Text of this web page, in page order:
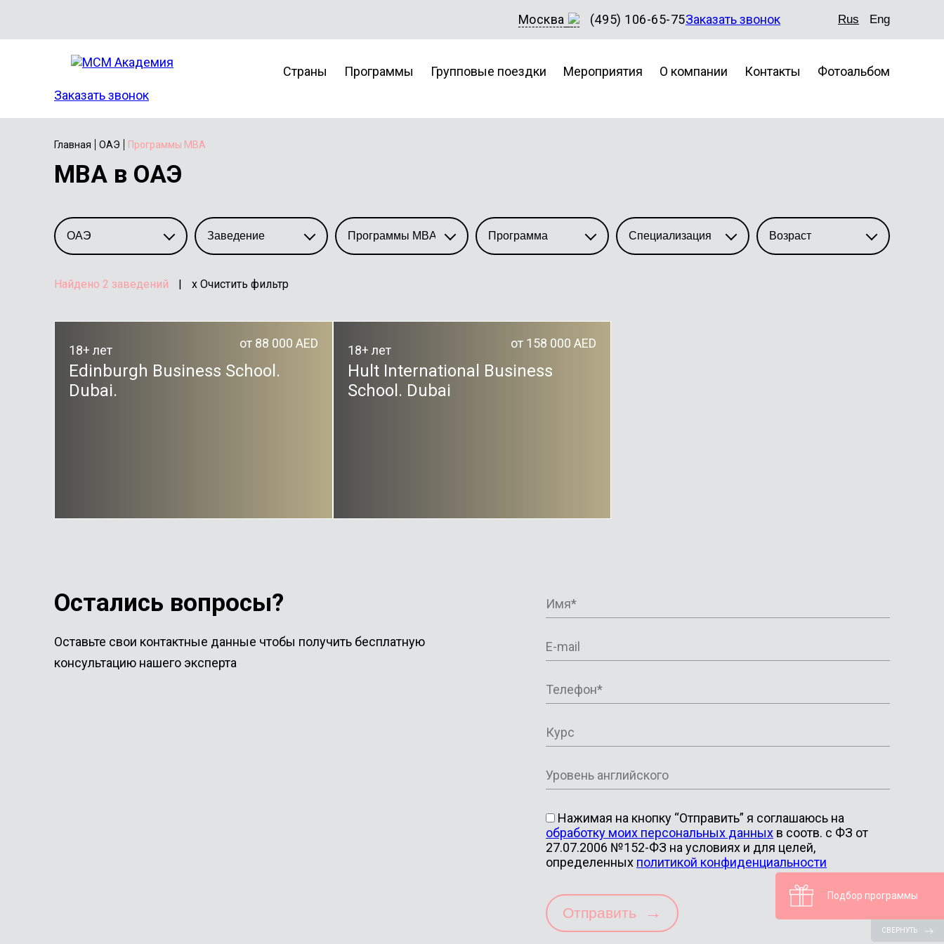
Москва (495) 106-65-75Заказать звонок Rus Eng
Страны Программы Групповые поездки Мероприятия О компании Контакты
Фотоальбом
Заказать звонок
Главная ОАЭ Программы MBA
MBA в ОАЭ
Найдено 2 заведений | x Очистить фильтр
18+ лет
Edinburgh Business School.
Dubai.
от 88 000 AED 18+ лет
Hult International Business
School. Dubai
от 158 000 AED
Остались вопросы?
Оставьте свои контактные данные чтобы получить бесплатную
консультацию нашего эксперта
Нажимая на кнопку “Отправить” я соглашаюсь на
обработку моих персональных данных в соотв. с ФЗ от
27.07.2006 №152-ФЗ на условиях и для целей,
определенных политикой конфиденциальности
Отправить →
Подбор программы
СВЕРНУТЬ